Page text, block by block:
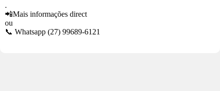
.
📲Mais informações direct
ou
📞 Whatsapp (27) 99689-6121